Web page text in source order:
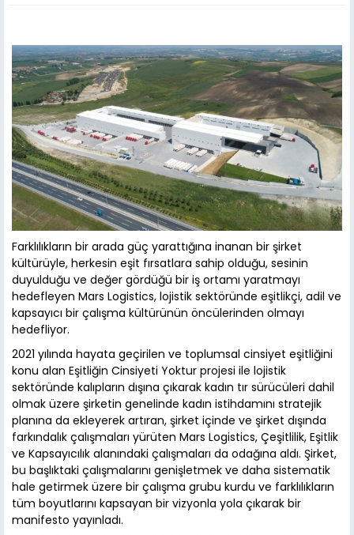
Farklılıkların bir arada güç yarattığına inanan bir şirket
kültürüyle, herkesin eşit fırsatlara sahip olduğu, sesinin
duyulduğu ve değer gördüğü bir iş ortamı yaratmayı
hedefleyen Mars Logistics, lojistik sektöründe eşitlikçi, adil ve
kapsayıcı bir çalışma kültürünün öncülerinden olmayı
hedefliyor.
2021 yılında hayata geçirilen ve toplumsal cinsiyet eşitliğini
konu alan Eşitliğin Cinsiyeti Yoktur projesi ile lojistik
sektöründe kalıpların dışına çıkarak kadın tır sürücüleri dahil
olmak üzere şirketin genelinde kadın istihdamını stratejik
planına da ekleyerek artıran, şirket içinde ve şirket dışında
farkındalık çalışmaları yürüten Mars Logistics, Çeşitlilik, Eşitlik
ve Kapsayıcılık alanındaki çalışmaları da odağına aldı. Şirket,
bu başlıktaki çalışmalarını genişletmek ve daha sistematik
hale getirmek üzere bir çalışma grubu kurdu ve farklılıkların
tüm boyutlarını kapsayan bir vizyonla yola çıkarak bir
manifesto yayınladı.